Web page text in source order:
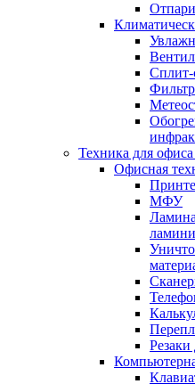
Техника для
Офисная
МФУ
Резаки